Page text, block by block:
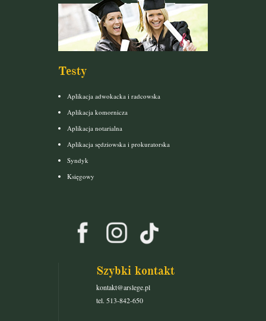
Testy
Aplikacja adwokacka i radcowska
Aplikacja komornicza
Aplikacja notarialna
Aplikacja sędziowska i prokuratorska
Syndyk
Księgowy
Szybki kontakt
kontakt@arslege.pl
tel. 513-842-650